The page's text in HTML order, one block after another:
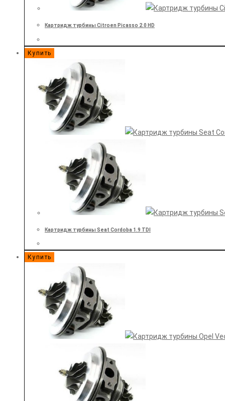
Картридж турбины Citroen Picasso 2.0 HD
Купить
Картридж турбины Seat Cordoba 1.9 TDI
Купить